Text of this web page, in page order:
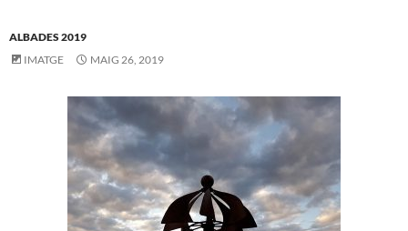
ALBADES 2019
IMATGE
MAIG 26, 2019